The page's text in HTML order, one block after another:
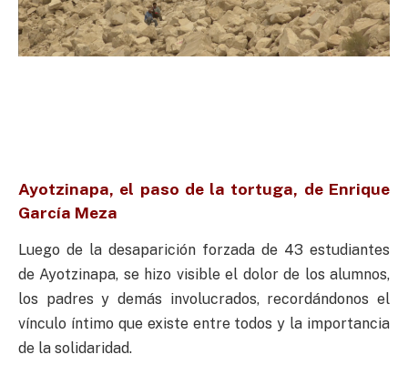
Ayotzinapa, el paso de la tortuga, de Enrique
García Meza
Luego de la desaparición forzada de 43 estudiantes
de Ayotzinapa, se hizo visible el dolor de los alumnos,
los padres y demás involucrados, recordándonos el
vínculo íntimo que existe entre todos y la importancia
de la solidaridad.